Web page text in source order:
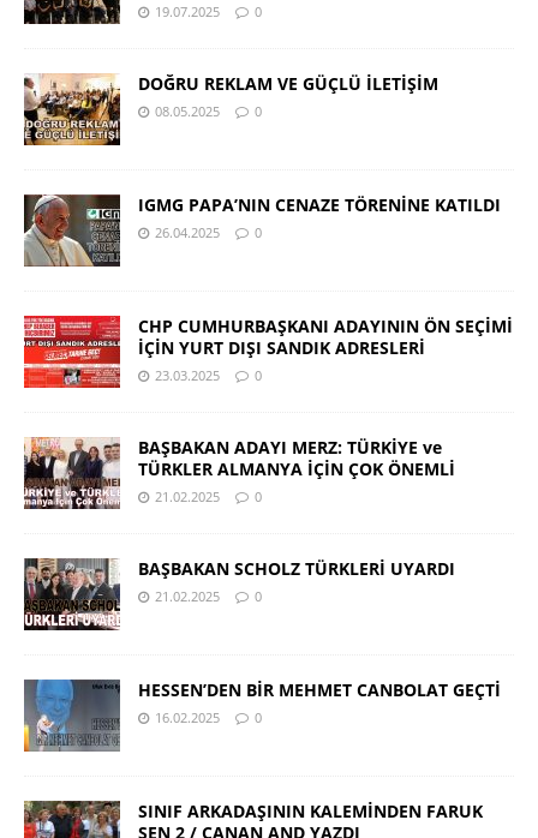
19.07.2025 0
DOĞRU REKLAM VE GÜÇLÜ İLETİŞİM
08.05.2025 0
IGMG PAPA’NIN CENAZE TÖRENİNE KATILDI
26.04.2025 0
CHP CUMHURBAŞKANI ADAYININ ÖN SEÇİMİ
İÇİN YURT DIŞI SANDIK ADRESLERİ
23.03.2025 0
BAŞBAKAN ADAYI MERZ: TÜRKİYE ve
TÜRKLER ALMANYA İÇİN ÇOK ÖNEMLİ
21.02.2025 0
BAŞBAKAN SCHOLZ TÜRKLERİ UYARDI
21.02.2025 0
HESSEN’DEN BİR MEHMET CANBOLAT GEÇTİ
16.02.2025 0
SINIF ARKADAŞININ KALEMİNDEN FARUK
ŞEN 2 / CANAN AND YAZDI